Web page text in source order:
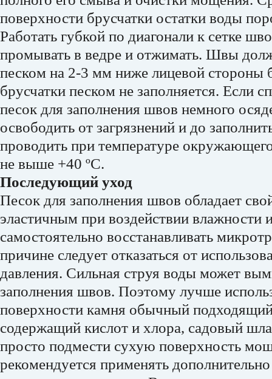
поверхности брусчатки остатки воды
Работать губкой по диагонали к сетке
промывать в ведре и отжимать. Швы
песком на 2-3 мм ниже лицевой стороны
брусчатки песком не заполняется. Если
песок для заполнения швов немного
освободить от загрязнений и до
проводить при температуре
не выше +40 ºС.
Последующий уход
Песок для заполнения швов обладает
эластичным при воздействии влажности
самостоятельно восстанавливать
причине следует отказаться от
давления. Сильная струя воды может
заполнения швов. Поэтому лучше
поверхности камня обычный
содержащий кислот и хлора, садовый
просто подмести сухую поверхность
рекомендуется применять